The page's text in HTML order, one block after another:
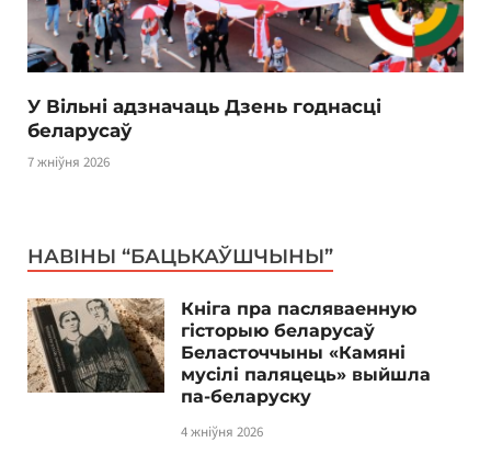
У Вільні адзначаць Дзень годнасці
беларусаў
7 жніўня 2026
НАВІНЫ “БАЦЬКАЎШЧЫНЫ”
Кніга пра пасляваенную
гісторыю беларусаў
Беласточчыны «Камяні
мусілі паляцець» выйшла
па-беларуску
4 жніўня 2026